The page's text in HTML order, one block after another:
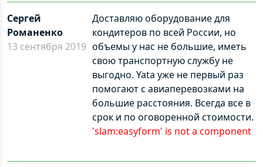
Сергей
Романенко
13 сентября 2019
Доставляю оборудование для
кондитеров по всей России, но
объемы у нас не большие, иметь
свою транспортную службу не
выгодно. Yata уже не первый раз
помогают с авиаперевозками на
большие расстояния. Всегда все в
срок и по оговоренной стоимости.
'slam:easyform' is not a component